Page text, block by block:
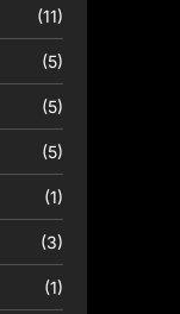
(11)
(5)
(5)
(5)
(1)
(3)
(1)